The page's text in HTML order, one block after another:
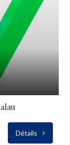
Détails